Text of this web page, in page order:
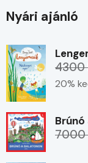
Nyári ajánló
4300
20%
7000